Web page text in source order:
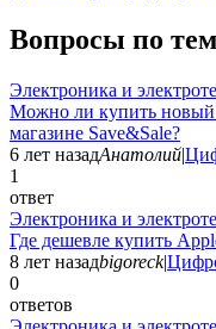
Вопросы по
Электроника и
Можно ли купить новый
магазине Save&Sale?
6 лет назадАнатолий|
1
ответ
Электроника и
Где дешевле купить
8 лет назадbigoreck|
0
ответов